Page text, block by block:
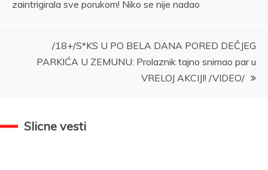
članka
zaintrigirala sve porukom! Niko se nije nadao
/18+/S*KS U PO BELA DANA PORED DEČJEG
PARKIĆA U ZEMUNU: Prolaznik tajno snimao par u
VRELOJ AKCIJI! /VIDEO/
Slicne vesti